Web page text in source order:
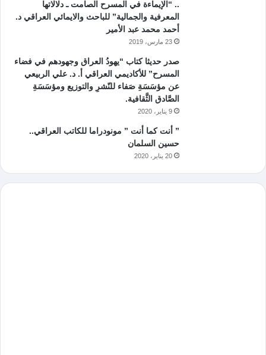
.. “الإيماءة في المسرح الصامت ـ دلالاتها
المعرفية والجمالية” للباحث والايمائي العراقي د.
أحمد محمد عبد الأمير
23 مارس، 2019
صدر حديثا كتاب “يهودُ العراق وجهودهم في فضاء
المسرح” للأكاديمي العراقي أ. د. علي الربيعي
عن مؤسَسَةِ صَفاء للنّشرِ والتوزيع ومؤسَسَةِ
الصَّادق الثَّقافية.
9 يناير، 2020
” أنت كما أنت ” مونودراما للكاتب العراقي..
حسين السلمان
20 يناير، 2020